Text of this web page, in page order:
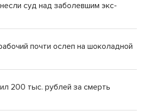
суд над заболевшим экс-
почти ослеп на шоколадной
200 тыс. рублей за смерть